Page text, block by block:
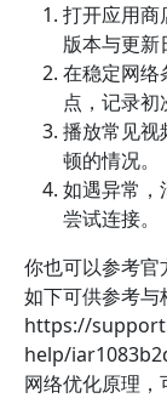
打开应用商
版本与更新
在稳定网络
点，记录初
播放常见视
顿的情况。
如遇异常，
尝试连接。
你也可以参考
如下可供参考与
https://
help/
网络优化原理